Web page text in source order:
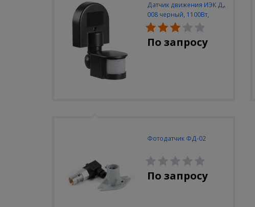
Датчик движения ИЭК ДД
008 черный, 1100Вт,
180град., до 12м, IP44
По запросу
Фотодатчик ФД-02
По запросу